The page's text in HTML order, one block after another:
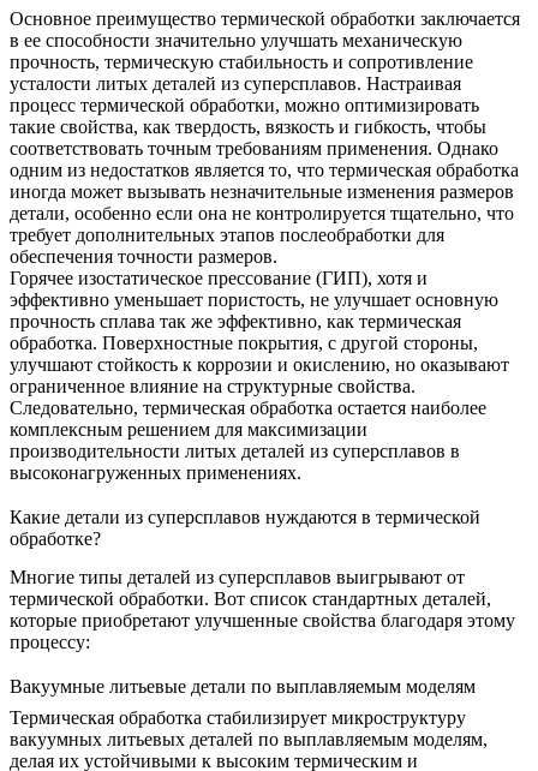
Основное преимущество термической обработки заключается
в ее способности значительно улучшать механическую
прочность, термическую стабильность и сопротивление
усталости литых деталей из суперсплавов. Настраивая
процесс термической обработки, можно оптимизировать
такие свойства, как твердость, вязкость и гибкость, чтобы
соответствовать точным требованиям применения. Однако
одним из недостатков является то, что термическая обработка
иногда может вызывать незначительные изменения размеров
детали, особенно если она не контролируется тщательно, что
требует дополнительных этапов послеобработки для
обеспечения точности размеров.
Горячее изостатическое прессование (ГИП), хотя и
эффективно уменьшает пористость, не улучшает основную
прочность сплава так же эффективно, как термическая
обработка. Поверхностные покрытия, с другой стороны,
улучшают стойкость к коррозии и окислению, но оказывают
ограниченное влияние на структурные свойства.
Следовательно, термическая обработка остается наиболее
комплексным решением для максимизации
производительности литых деталей из суперсплавов в
высоконагруженных применениях.
Какие детали из суперсплавов нуждаются в термической
обработке?
Многие типы деталей из суперсплавов выигрывают от
термической обработки. Вот список стандартных деталей,
которые приобретают улучшенные свойства благодаря этому
процессу:
Вакуумные литьевые детали по выплавляемым моделям
Термическая обработка стабилизирует микроструктуру
вакуумных литьевых деталей по выплавляемым моделям,
делая их устойчивыми к высоким термическим и